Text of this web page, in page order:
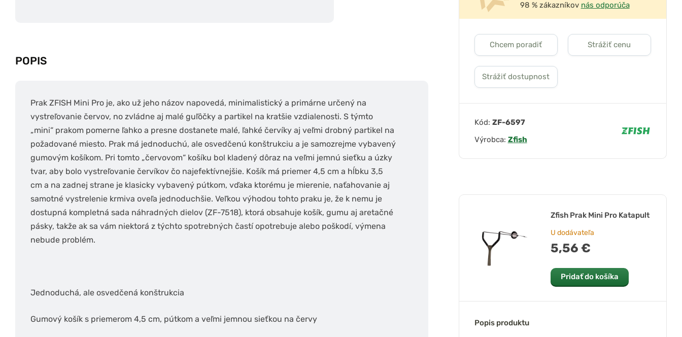
POPIS
Prak ZFISH Mini Pro je, ako už jeho názov napovedá, minimalistický a primárne určený na
vystreľovanie červov, no zvládne aj malé guľôčky a partikel na kratšie vzdialenosti. S týmto
„mini“ prakom pomerne ľahko a presne dostanete malé, ľahké červíky aj veľmi drobný partikel na
požadované miesto. Prak má jednoduchú, ale osvedčenú konštrukciu a je samozrejme vybavený
gumovým košíkom. Pri tomto „červovom“ košíku bol kladený dôraz na veľmi jemnú sieťku a úzky
tvar, aby bolo vystreľovanie červíkov čo najefektívnejšie. Košík má priemer 4,5 cm a hĺbku 3,5
cm a na zadnej strane je klasicky vybavený pútkom, vďaka ktorému je mierenie, naťahovanie aj
samotné vystrelenie krmiva oveľa jednoduchšie. Veľkou výhodou tohto praku je, že k nemu je
dostupná kompletná sada náhradných dielov (ZF-7518), ktorá obsahuje košík, gumu aj aretačné
pásky, takže ak sa vám niektorá z týchto spotrebných častí opotrebuje alebo poškodí, výmena
nebude problém.
Jednoduchá, ale osvedčená konštrukcia
Gumový košík s priemerom 4,5 cm, pútkom a veľmi jemnou sieťkou na červy
98 % zákazníkov nás odporúča
Chcem poradiť Strážiť cenu
Strážiť dostupnost
Kód: ZF-6597
Výrobca: Zfish
Zfish Prak Mini Pro Katapult
U dodávateľa
5,56 €
Pridať do košíka
Popis produktu